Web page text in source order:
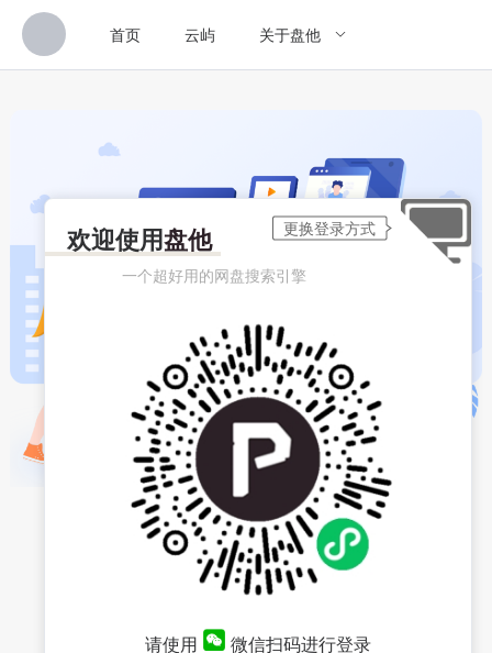
首页 云屿 关于盘他
欢迎使用盘他
一个超好用的网盘搜索引擎
请使用 微信扫码进行登录